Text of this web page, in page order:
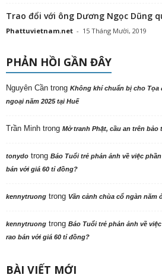
Trao đổi với ông Dương Ngọc Dũng
Phattuvietnam.net - 15 Tháng Mười, 2019
PHẢN HỒI GẦN ĐÂY
Nguyên Cần trong Không khí chuẩn bị cho Tọa
ngoại năm 2025 tại Huế
Trần Minh trong Mở tranh Phật, cầu an trên bảo
tonydo trong Báo Tuổi trẻ phản ảnh về việc
bán với giá 60 tỉ đồng?
kennytruong trong Vãn cảnh chùa cổ ngàn năm
kennytruong trong Báo Tuổi trẻ phản ảnh về
rao bán với giá 60 tỉ đồng?
BÀI VIẾT MỚI